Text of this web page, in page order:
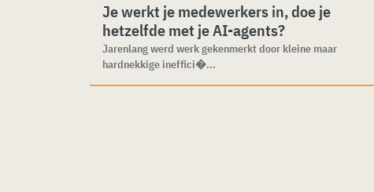
Je werkt je medewerkers in, doe je
hetzelfde met je AI-agents?
Jarenlang werd werk gekenmerkt door kleine maar
hardnekkige ineffici�...